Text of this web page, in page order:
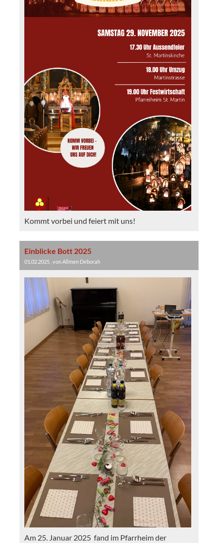
Kommt vorbei und feiert mit uns!
Einblicke Bott 2025
01.02.2025 , von Allmen Deborah
Am 25. Januar 2025 fand im Pfarrheim der